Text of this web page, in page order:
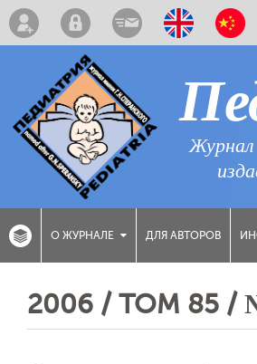
Журнал
О ЖУРНАЛЕ ДЛЯ АВТОРОВ
2006 / ТОМ 85 /